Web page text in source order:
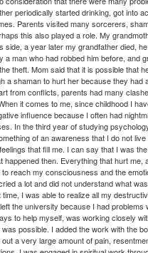
periodically started drinking, got into
Parents visited many sorcerers,
this also played a role. My
side, a year later my grandfather died,
a man who had robbed him before, and
theft. Mom said that it is possible that
a shaman to hurt her because they had
from conflicts, parents had many
it comes to me, since childhood I
influence because I often had
In the third year of studying
of an awareness that I do not
that fill me. I can say that I was
happened then. Everything that hurt me,
reach my consciousness and the
a lot and did not understand what
I was able to realize all my
the university because I had problems
to help myself, was working closely
possible. I added the work with the
a very large amount of pain,